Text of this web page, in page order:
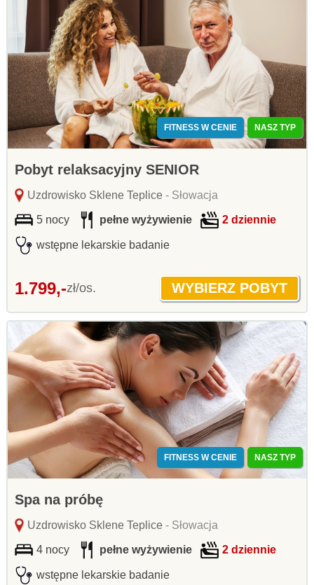
FITNESS W CENIE NASZ TYP
Pobyt relaksacyjny SENIOR
Uzdrowisko Sklene Teplice- Słowacja
5 nocy pełne wyżywienie 2 dziennie
wstępne lekarskie badanie
1.799,-zł/os.
FITNESS W CENIE NASZ TYP
Spa na próbę
Uzdrowisko Sklene Teplice- Słowacja
4 nocy pełne wyżywienie 2 dziennie
wstępne lekarskie badanie